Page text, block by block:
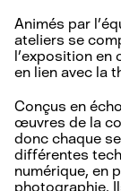
Animés par
ateliers se
l’exposition en
en lien avec la
Conçus en
œuvres de la
donc chaque
différentes
numérique, en
photographie.